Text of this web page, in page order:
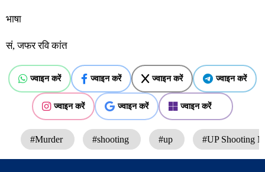
भाषा
सं, जफर रवि कांत
ज्वाइन करें ज्वाइन करें ज्वाइन करें ज्वाइन करें
ज्वाइन करें ज्वाइन करें ज्वाइन करें
#Murder #shooting #up #UP Shooting